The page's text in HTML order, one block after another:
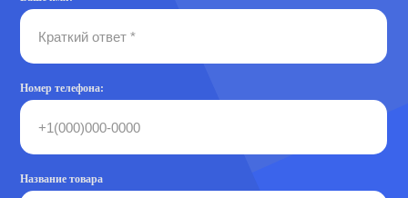
Номер телефона:
Название товара